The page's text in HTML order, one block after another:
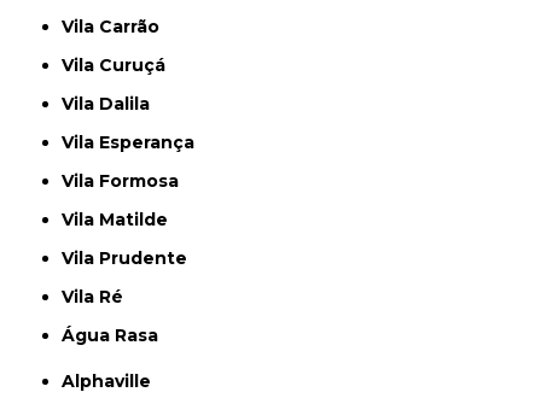
Vila Carrão
Vila Curuçá
Vila Dalila
Vila Esperança
Vila Formosa
Vila Matilde
Vila Prudente
Vila Ré
Água Rasa
Alphaville